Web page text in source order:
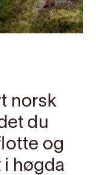
norsk
du
og
høgda